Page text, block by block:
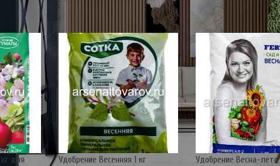
60
для
Удобрение Весенняя 1 кг
Удобрение Весна-лето